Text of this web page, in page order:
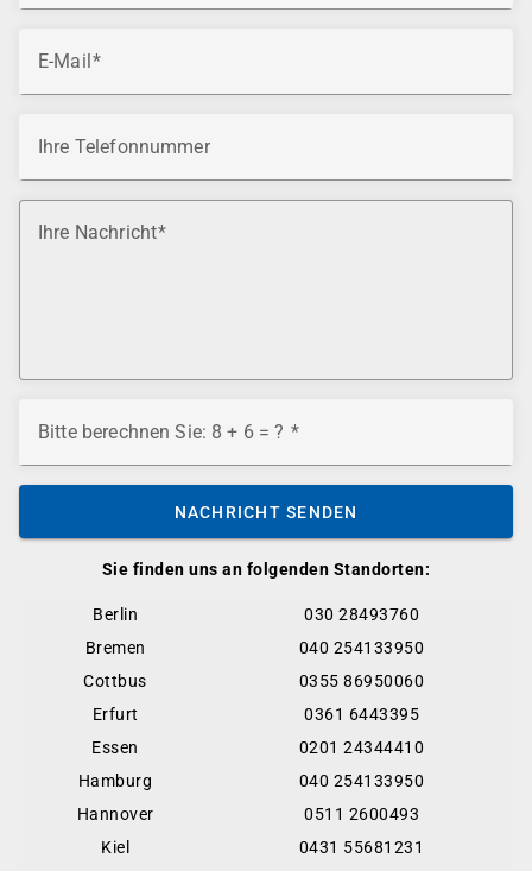
Sie finden uns an folgenden Standorten:
Berlin
030 28493760
Bremen
040 254133950
Cottbus
0355 86950060
Erfurt
0361 6443395
Essen
0201 24344410
Hamburg
040 254133950
Hannover
0511 2600493
Kiel
0431 55681231
E-Mail
Ihre Telefonnummer
Ihre Nachricht
Bitte berechnen Sie: 8 + 6 = ?
NACHRICHT SENDEN